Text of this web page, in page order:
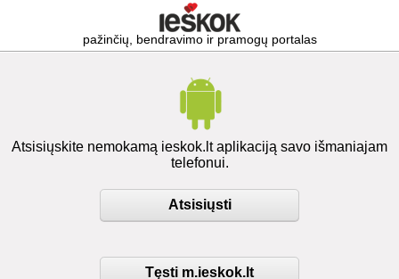
pažinčių, bendravimo ir pramogų portalas
Atsisiųskite nemokamą ieskok.lt aplikaciją savo išmaniajam
telefonui.
Atsisiųsti
Tęsti m.ieskok.lt